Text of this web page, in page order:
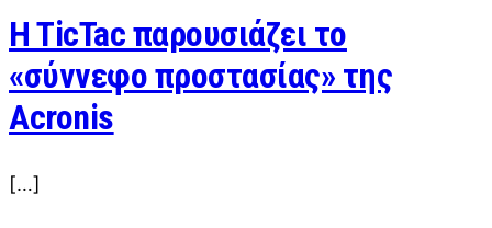
H TicTac παρουσιάζει το
«σύννεφο προστασίας» της
Acronis
[…]